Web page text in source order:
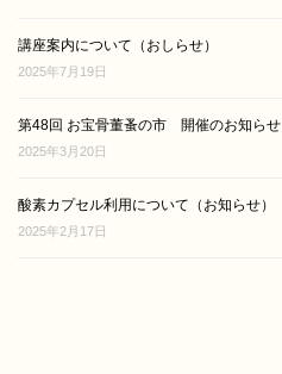
講座案内について（おしらせ）
2025年7月19日
第48回 お宝骨董蚤の市 開催のお知らせ
2025年3月20日
酸素カプセル利用について（お知らせ）
2025年2月17日